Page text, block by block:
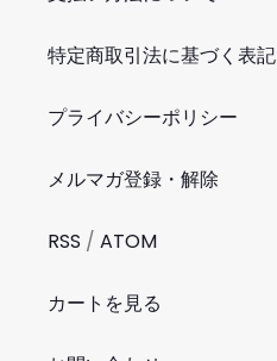
特定商取引法に基づく表記
プライバシーポリシー
メルマガ登録・解除
RSS / ATOM
カートを見る